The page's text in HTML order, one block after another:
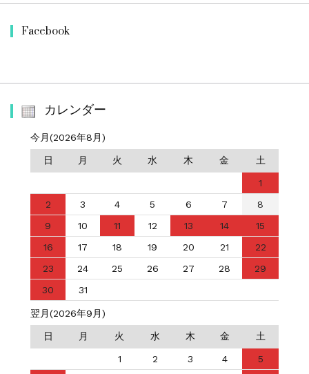
Facebook
カレンダー
今月(2026年8月)
日 月 火 水 木 金 土
1
2
3 4 5 6 7
8
9
10 11 12 13 14
15
16
17 18 19 20 21
22
23
24 25 26 27 28
29
30
31
翌月(2026年9月)
日 月 火 水 木 金 土
1 2 3 4
5